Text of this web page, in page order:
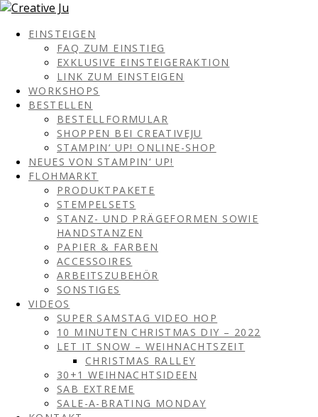
EINSTEIGEN
FAQ ZUM EINSTIEG
EXKLUSIVE EINSTEIGERAKTION
LINK ZUM EINSTEIGEN
WORKSHOPS
BESTELLEN
BESTELLFORMULAR
SHOPPEN BEI CREATIVEJU
STAMPIN‘ UP! ONLINE-SHOP
NEUES VON STAMPIN‘ UP!
FLOHMARKT
PRODUKTPAKETE
STEMPELSETS
STANZ- UND PRÄGEFORMEN SOWIE
HANDSTANZEN
PAPIER & FARBEN
ACCESSOIRES
ARBEITSZUBEHÖR
SONSTIGES
VIDEOS
SUPER SAMSTAG VIDEO HOP
10 MINUTEN CHRISTMAS DIY – 2022
LET IT SNOW – WEIHNACHTSZEIT
CHRISTMAS RALLEY
30+1 WEIHNACHTSIDEEN
SAB EXTREME
SALE-A-BRATING MONDAY